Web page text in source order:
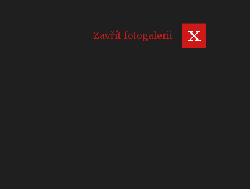
Zavřít fotogalerii